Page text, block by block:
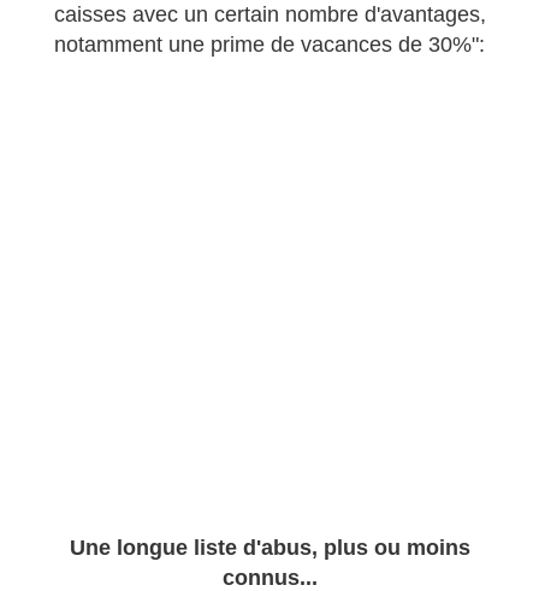
caisses avec un certain nombre d'avantages,
notamment une prime de vacances de 30%":
Une longue liste d'abus, plus ou moins
connus...